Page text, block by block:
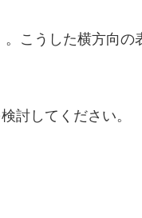
こうした横方向の
討してください。